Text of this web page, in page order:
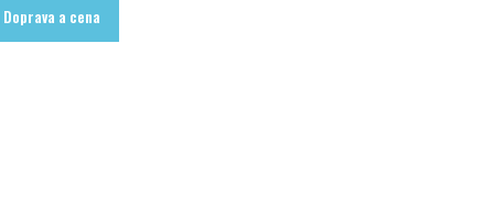
Doprava a cena